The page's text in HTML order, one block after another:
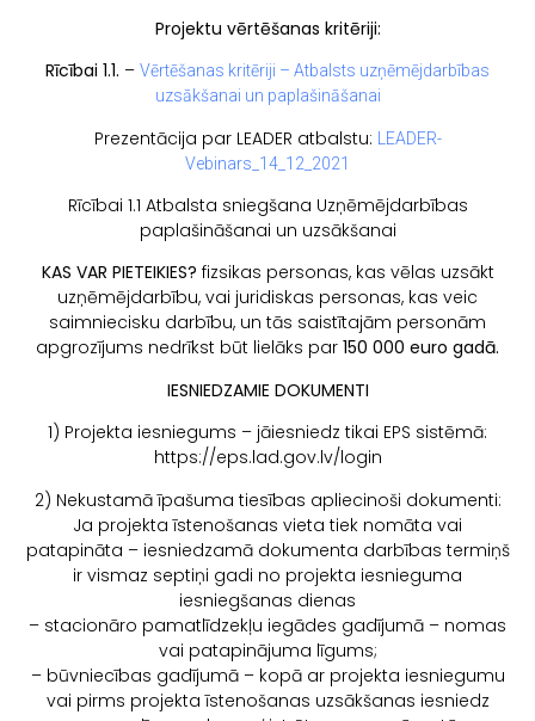
Projektu vērtēšanas kritēriji:
Rīcībai 1.1. – Vērtēšanas kritēriji – Atbalsts uzņēmējdarbības
uzsākšanai un paplašināšanai
Prezentācija par LEADER atbalstu:
LEADER-
Vebinars_14_12_2021
Rīcībai 1.1 Atbalsta sniegšana Uzņēmējdarbības
paplašināšanai un uzsākšanai
KAS VAR PIETEIKIES? fizsikas personas, kas vēlas uzsākt
uzņēmējdarbību, vai juridiskas personas, kas veic
saimniecisku darbību, un tās saistītajām personām
apgrozījums nedrīkst būt lielāks par 150 000 euro gadā.
IESNIEDZAMIE DOKUMENTI
1) Projekta iesniegums – jāiesniedz tikai EPS sistēmā:
https://eps.lad.gov.lv/login
2) Nekustamā īpašuma tiesības apliecinoši dokumenti:
Ja projekta īstenošanas vieta tiek nomāta vai
patapināta – iesniedzamā dokumenta darbības termiņš
ir vismaz septiņi gadi no projekta iesnieguma
iesniegšanas dienas
– stacionāro pamatlīdzekļu iegādes gadījumā – nomas
vai patapinājuma līgums;
– būvniecības gadījumā – kopā ar projekta iesniegumu
vai pirms projekta īstenošanas uzsākšanas iesniedz